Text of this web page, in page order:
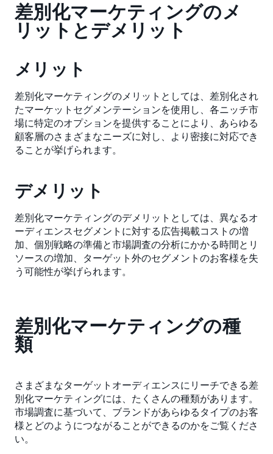
差別化マーケティングのメ
リットとデメリット
メリット
差別化マーケティングのメリットとしては、差別化され
たマーケットセグメンテーションを使用し、各ニッチ市
場に特定のオプションを提供することにより、あらゆる
顧客層のさまざまなニーズに対し、より密接に対応でき
ることが挙げられます。
デメリット
差別化マーケティングのデメリットとしては、異なるオ
ーディエンスセグメントに対する広告掲載コストの増
加、個別戦略の準備と市場調査の分析にかかる時間とリ
ソースの増加、ターゲット外のセグメントのお客様を失
う可能性が挙げられます。
差別化マーケティングの種
類
さまざまなターゲットオーディエンスにリーチできる差
別化マーケティングには、たくさんの種類があります。
市場調査に基づいて、ブランドがあらゆるタイプのお客
様とどのようにつながることができるのかをご覧くださ
い。